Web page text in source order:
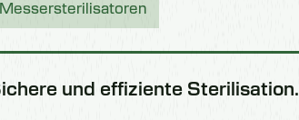
Messersterilisatoren
und effiziente Sterilisation.